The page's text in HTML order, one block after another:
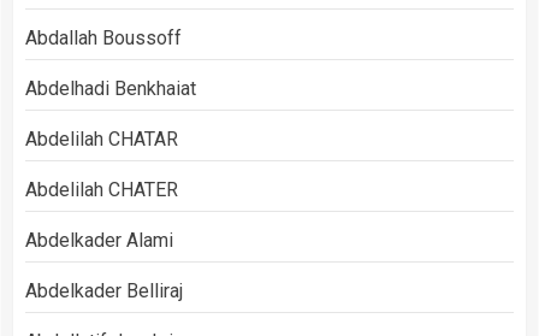
Abdallah Boussoff
Abdelhadi Benkhaiat
Abdelilah CHATAR
Abdelilah CHATER
Abdelkader Alami
Abdelkader Belliraj